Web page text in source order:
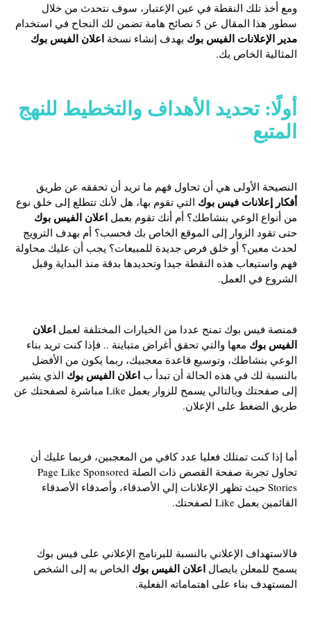
ومع أخذ تلك النقطة في عين الإعتبار، سوف نتحدث من خلال
سطور هذا المقال عن 5 نصائح هامة تضمن لك النجاح في استخدام
مدير الإعلانات الفيس بوكبهدف إنشاء نسخةاعلان الفيس بوك
المثالية الخاص بك.
أولًا: تحديد الأهداف والتخطيط للنهج
المتبع
النصيحة الأولى هي أن تحاول فهم ما تريد أن تحققه عن طريق
أفكار إعلانات فيس بوكالتي تقوم بها، هل لأنك تتطلع إلى خلق نوع
من أنواع الوعي بنشاطك؟ أم أنك تقوم بعملاعلان الفيس بوك
حتى تقود الزوار إلى الموقع الخاص بك فحسب؟ أم بهدف الترويج
لحدث معين؟ أو خلق فرص جديدة للمبيعات؟ يجب أن عليك محاولة
فهم واستيعاب هذه النقطة جيدا وتحديدها بدقة منذ البداية وقبل
الشروع في العمل.
فمنصة فيس بوك تمنح عددا من الخيارات المختلفة لعملاعلان
الفيس بوكمعها والتي تحقق أغراض متباينة .. فإذا كنت تريد بناء
الوعي بنشاطك، وتوسيع قاعدة معجبيك، ربما يكون من الأفضل
بالنسبة لك في هذه الحالة أن تبدأ ب اعلان الفيس بوكالذي يشير
إلى صفحتك وبالتالي يسمح للزوار بعمل Like مباشرة لصفحتك عن
طريق الضغط على الإعلان.
أما إذا كنت تمتلك فعليا عدد كافي من المعجبين، فربما عليك أن
تحاول تجربة صفحة القصص ذات الصلة Page Like Sponsored
Stories حيث تظهر الإعلانات إلي الأصدقاء، وأصدقاء الأصدقاء
القائمين بعمل Like لصفحتك.
فالاستهداف الإعلاني بالنسبة للبرنامج الإعلاني على فيس بوك
يسمح للمعلن بايصالاعلان الفيس بوكالخاص به إلى الشخص
المستهدف بناء على اهتماماته الفعلية.